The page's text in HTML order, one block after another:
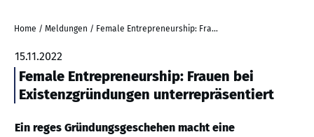
Home / Meldungen / Female Entrepreneurship: Frauen bei Existenzgründungen unterrepräsentiert
15.11.2022
Female Entrepreneurship: Frauen bei
Existenzgründungen unterrepräsentiert
Ein reges Gründungsgeschehen macht eine